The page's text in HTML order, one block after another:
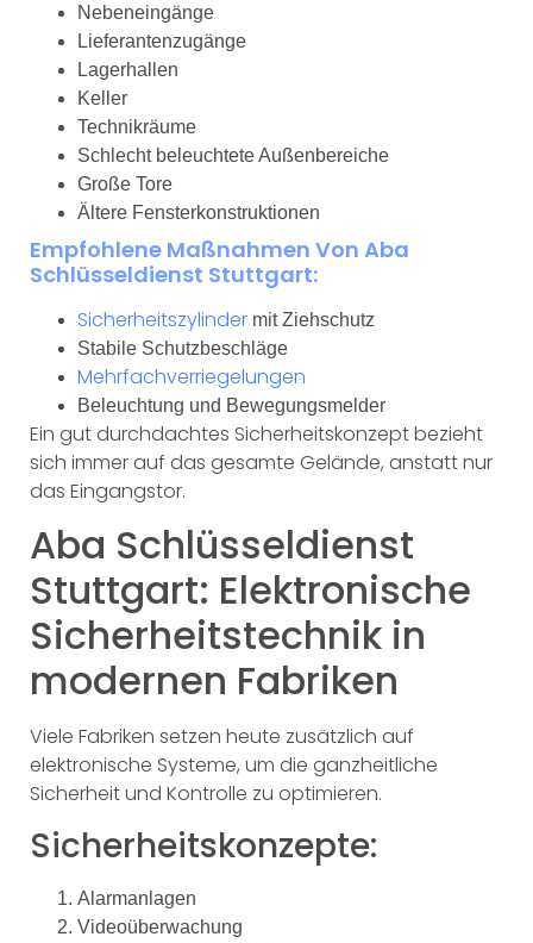
Nebeneingänge
Lieferantenzugänge
Lagerhallen
Keller
Technikräume
Schlecht beleuchtete Außenbereiche
Große Tore
Ältere Fensterkonstruktionen
Empfohlene Maßnahmen Von Aba
Schlüsseldienst Stuttgart:
Sicherheitszylinder mit Ziehschutz
Stabile Schutzbeschläge
Mehrfachverriegelungen
Beleuchtung und Bewegungsmelder
Ein gut durchdachtes Sicherheitskonzept bezieht
sich immer auf das gesamte Gelände, anstatt nur
das Eingangstor.
Aba Schlüsseldienst
Stuttgart: Elektronische
Sicherheitstechnik in
modernen Fabriken
Viele Fabriken setzen heute zusätzlich auf
elektronische Systeme, um die ganzheitliche
Sicherheit und Kontrolle zu optimieren.
Sicherheitskonzepte:
Alarmanlagen
Videoüberwachung